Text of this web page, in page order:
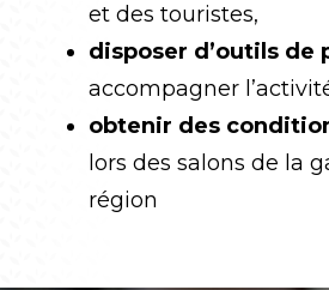
et des touristes,
disposer d’outils de
accompagner
obtenir des
lors des salons de la
région